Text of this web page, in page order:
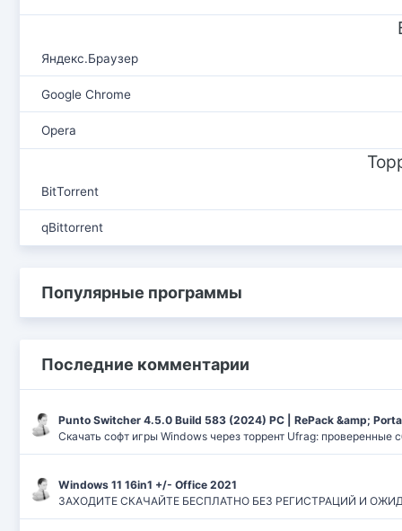
Яндекс.Браузер
Google Chrome
Opera
BitTorrent
qBittorrent
Популярные программы
Последние комментарии
Punto Switcher 4.5.0 Build 583 (2024) РС | RePack &amp;
Скачать софт игры Windows через торрент Ufrag: проверенные
Windows 11 16in1 +/- Office 2021
ЗАХОДИТЕ СКАЧАЙТЕ БЕСПЛАТНО БЕЗ РЕГИСТРАЦИЙ И